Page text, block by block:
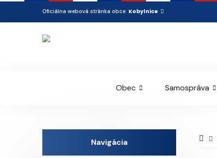
Oficiálna webová stránka obce Kobylnice
Obec Samospráva
Navigácia